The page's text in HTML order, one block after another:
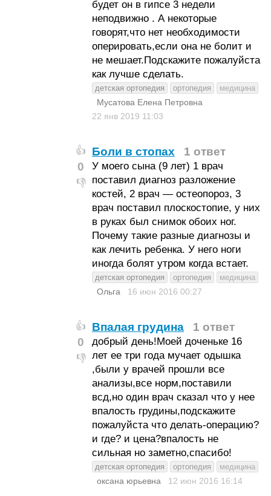
будет он в гипсе 3 недели
неподвижно . А некоторые
говорят,что нет необходимости
оперировать,если она не болит и
не мешает.Подскажите пожалуйста
как лучше сделать.
детская ортопедия ортопедия медицина
Мусатова Елена Петровна
22 янв 2019 11:03
👍
0
👎
Боли в стопах 1 ответ
У моего сына (9 лет) 1 врач
поставил диагноз разложение
костей, 2 врач — остеопороз, 3
врач поставил плоскостопие, у них
в руках был снимок обоих ног.
Почему такие разные диагнозы и
как лечить ребенка. У него ноги
иногда болят утром когда встает.
детская ортопедия ортопедия медицина
Oльга 16 июн 2016 00:27
👍
0
👎
Впалая грудина 1 ответ
добрый день!Моей доченьке 16
лет ее три года мучает одышка
,были у врачей прошли все
анализы,все норм,поставили
всд,но один врач сказал что у нее
впалость грудины,подскажите
пожалуйста что делать-операцию?
и где? и цена?впалость не
сильная но заметно,спасибо!
детская ортопедия ортопедия медицина
оксана юрьевна 12 июн 2016 16:14